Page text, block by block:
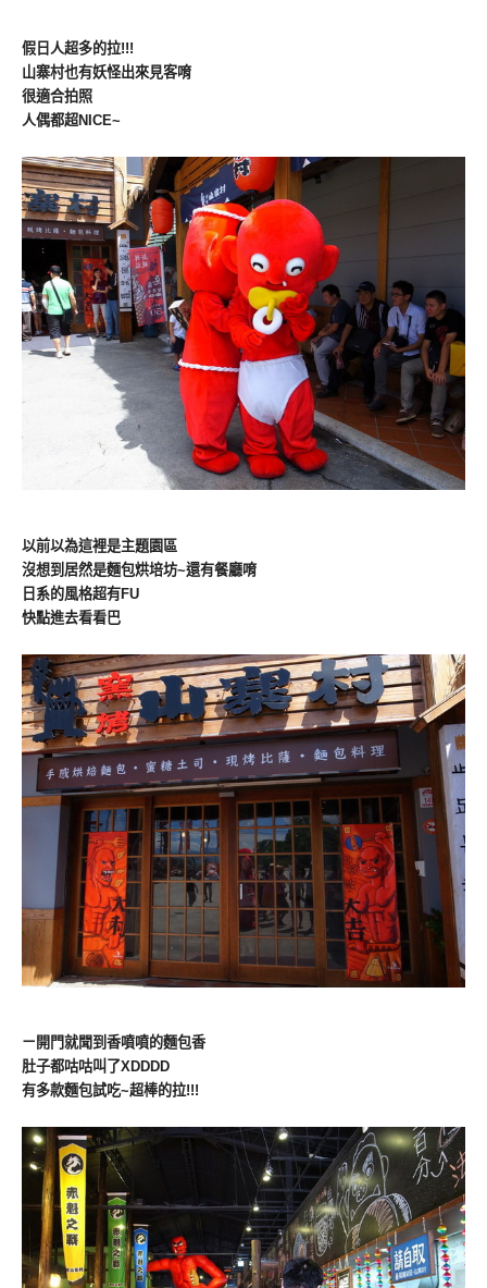
假日人超多的拉!!!
山寨村也有妖怪出來見客唷
很適合拍照
人偶都超NICE~
以前以為這裡是主題園區
沒想到居然是麵包烘培坊~還有餐廳唷
日系的風格超有FU
快點進去看看巴
ㄧ開門就聞到香噴噴的麵包香
肚子都咕咕叫了XDDDD
有多款麵包試吃~超棒的拉!!!